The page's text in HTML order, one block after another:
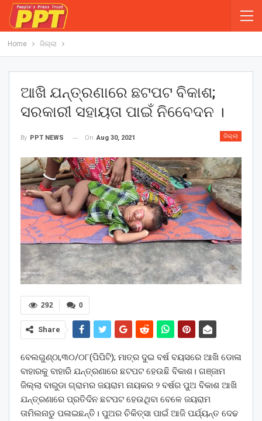
Home ଜିଲ୍ଲା
ଆଖି ଯନ୍ତ୍ରଣାରେ ଛଟପଟ ବିକାଶ;
ସରକାରୀ ସହାୟତା ପାଇଁ ନିବେେଦନ ।
ଜିଲ୍ଲା
By PPT NEWS On Aug 30, 2021
0
292
Share
ବେଲଗୁଣ୍ଠା,୩୦/୦୮(ପିପିଟି); ମାତ୍ର ଦୁଇ ବର୍ଷ ବୟସରେ ଆଖି ଡୋଳା
ବାହାରକୁ ବାହାରି ଯନ୍ତ୍ରଣାରେ ଛଟପଟ ହେଉଛି ବିକାଶ। ଗଞ୍ଜାମ
ଜିଲ୍ଲା ବାରୁଡା ଗ୍ରାମର ଜୟରାମ ନାୟକର ୨ ବର୍ଷର ପୁଅ ବିକାଶ ଆଖି
ଯନ୍ତ୍ରଣାରେ ପ୍ରତିଦିନ ଛଟପଟ ହେଉଥିବା ବେଳେ ଜୟରାମ
ତାମିଲନାଡୁ ପଳାଇଛନ୍ତି। ପୁଅର ଚିକିତ୍ସା ପାଇଁ ଆଜି ପର୍ଯ୍ୟନ୍ତ ଦେଢ